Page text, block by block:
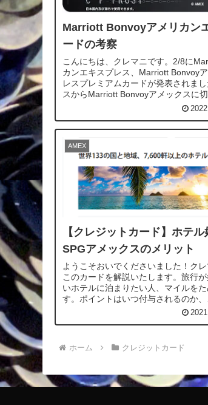
Marriott Bonvoyアメリカン
ードの考察
こんにちは、クレマニです。2/8に
カンエキスプレス、Marriott Bonvoy
レスプレミアムカードが発表されま
スからMarriott Bonvoyアメックスに切
AMEX
【クレジットカード】ホテ
SPGアメックスのメリット
ようこそおいでくださいました！ク
このカードを解説いたします。旅行
いホテルに泊まりたい人、マイルを
す。ポイントはいつ付与されるのか、
スってどんなステータスなの？など
ホーム クレジットカード